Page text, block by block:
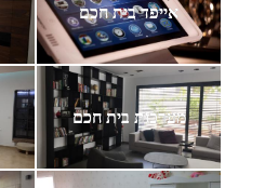
אייפד בית חכם
מערכות בית חכם